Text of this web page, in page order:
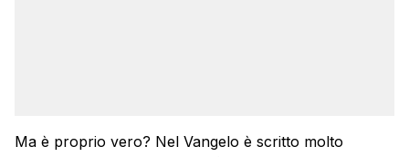
Ma è proprio vero? Nel Vangelo è scritto molto